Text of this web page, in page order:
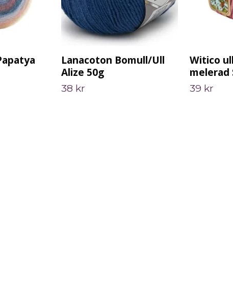
Lanacoton Bomull/Ull
Alize 50g
38 kr
Witico
melerad
39 kr